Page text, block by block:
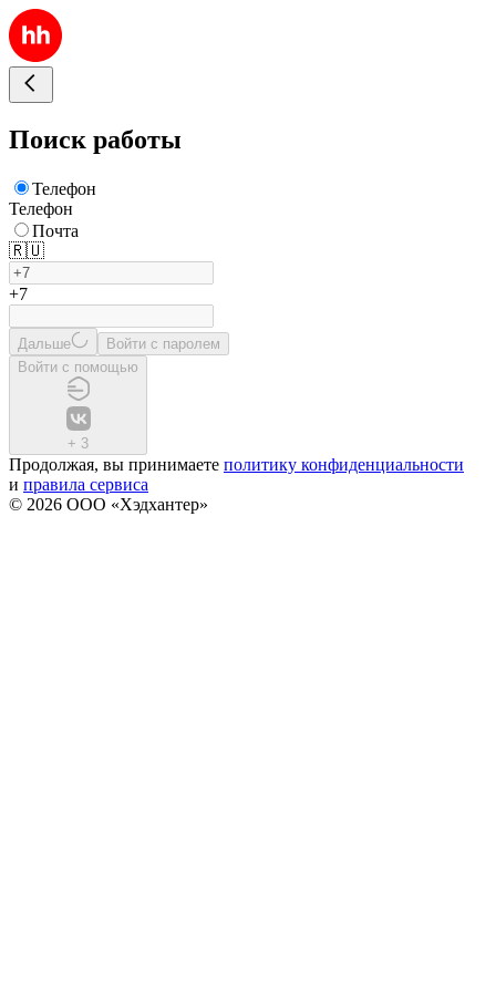
Поиск работы
Телефон
Телефон
Почта
🇷🇺
+7
Дальше
Войти с паролем
Войти с помощью
+ 3
Продолжая, вы принимаете политику конфиденциальности
и правила сервиса
© 2026 ООО «Хэдхантер»